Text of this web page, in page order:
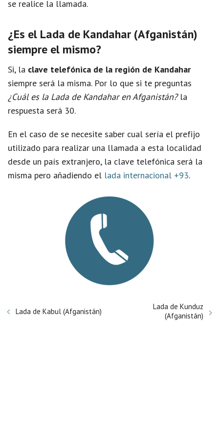
se realice la llamada.
¿Es el Lada de Kandahar (Afganistán)
siempre el mismo?
Si, la clave telefónica de la región de Kandahar
siempre será la misma. Por lo que si te preguntas
¿Cuál es la Lada de Kandahar en Afganistán?la
respuesta será 30.
En el caso de se necesite saber cual sería el prefijo
utilizado para realizar una llamada a esta localidad
desde un país extranjero, la clave telefónica será la
misma pero añadiendo el lada internacional +93.
Lada de Kabul (Afganistán)
Lada de Kunduz
(Afganistán)